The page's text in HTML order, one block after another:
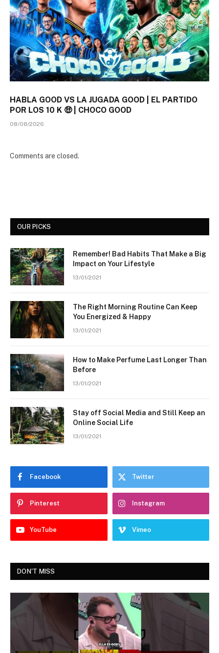
HABLA GOOD VS LA JUGADA GOOD | EL PARTIDO
POR LOS 10 K 🤑 | CHOCO GOOD
08/08/2026
Comments are closed.
OUR PICKS
Remember! Bad Habits That Make a Big
Impact on Your Lifestyle
13/01/2021
The Right Morning Routine Can Keep
You Energized & Happy
13/01/2021
How to Make Perfume Last Longer Than
Before
13/01/2021
Stay off Social Media and Still Keep an
Online Social Life
13/01/2021
Facebook Twitter
Pinterest Instagram
YouTube Vimeo
DON'T MISS